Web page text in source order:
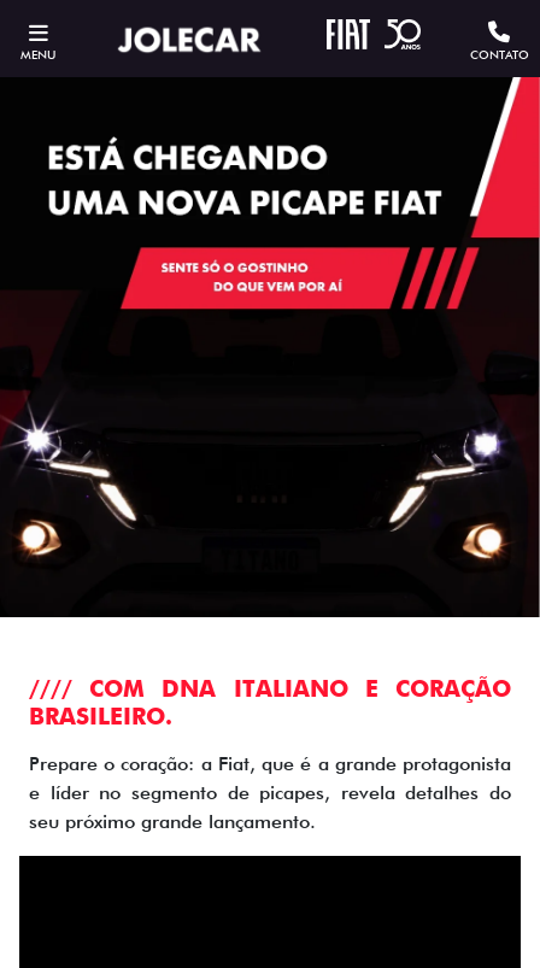
MENU CONTATO
//// COM DNA ITALIANO E CORAÇÃO
BRASILEIRO.
Prepare o coração: a Fiat, que é a grande protagonista
e líder no segmento de picapes, revela detalhes do
seu próximo grande lançamento.